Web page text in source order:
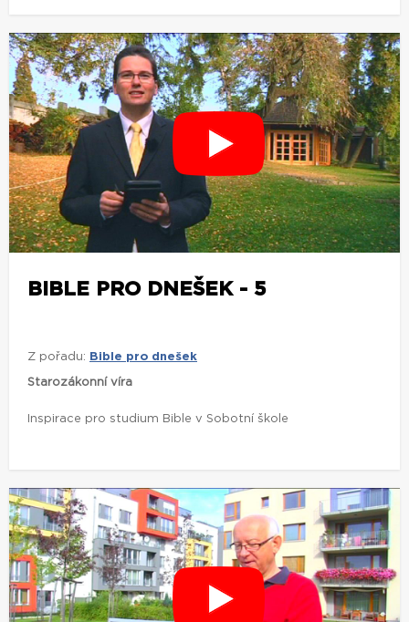
BIBLE PRO DNEŠEK - 5
Z pořadu: Bible pro dnešek
Starozákonní víra
Inspirace pro studium Bible v Sobotní škole